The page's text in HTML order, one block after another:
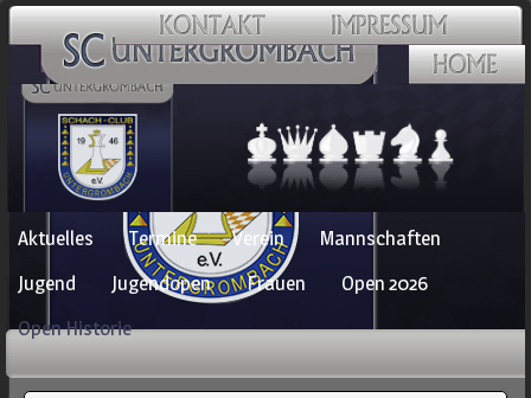
Navigation
überspringen
Aktuelles Termine Verein
Mannschaften
Jugend
Jugendopen Frauen
Open 2026
Open Historie